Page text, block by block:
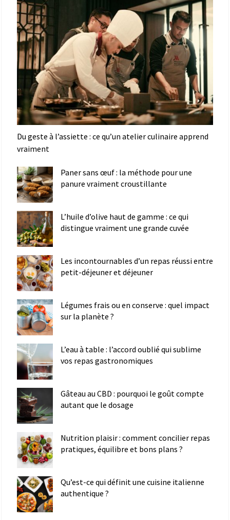
Du geste à l’assiette : ce qu’un atelier culinaire apprend
vraiment
Paner sans œuf : la méthode pour une
panure vraiment croustillante
L’huile d’olive haut de gamme : ce qui
distingue vraiment une grande cuvée
Les incontournables d’un repas réussi entre
petit-déjeuner et déjeuner
Légumes frais ou en conserve : quel impact
sur la planète ?
L’eau à table : l’accord oublié qui sublime
vos repas gastronomiques
Gâteau au CBD : pourquoi le goût compte
autant que le dosage
Nutrition plaisir : comment concilier repas
pratiques, équilibre et bons plans ?
Qu’est-ce qui définit une cuisine italienne
authentique ?